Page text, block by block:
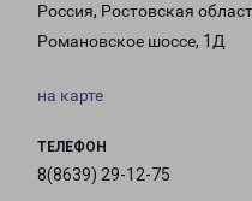
Россия, Ростовская
Романовское шоссе, 1Д
на карте
ТЕЛЕФОН
8(8639) 29-12-75